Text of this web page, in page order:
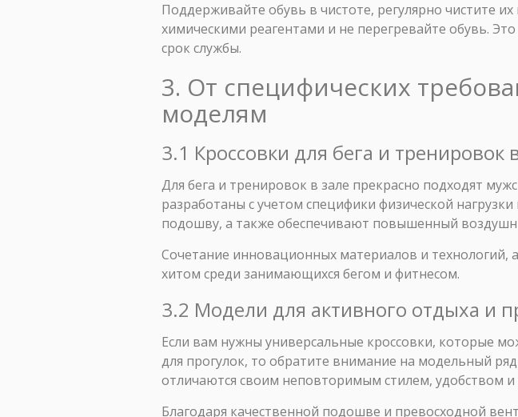
Поддерживайте обувь в чистоте, регулярно чистите
химическими реагентами и не перегревайте обувь.
срок службы.
3. От специфических
моделям
3.1 Кроссовки для бега и тренировок
Для бега и тренировок в зале прекрасно подходят
разработаны с учетом специфики физической
подошву, а также обеспечивают повышенный
Сочетание инновационных материалов и технологий,
хитом среди занимающихся бегом и фитнесом.
3.2 Модели для активного отдыха и
Если вам нужны универсальные кроссовки, которые
для прогулок, то обратите внимание на модельный
отличаются своим неповторимым стилем, удобством и
Благодаря качественной подошве и превосходной